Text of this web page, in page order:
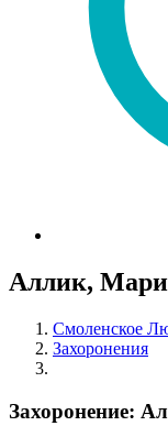
Аллик,
Смоленское
Захоронения
Захоронение: